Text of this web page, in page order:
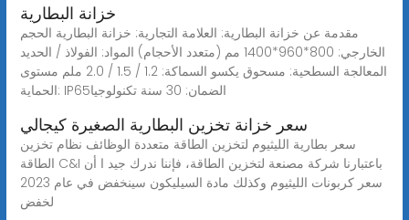
خزانة البطارية
مقدمة عن خزانة البطارية: العلامة التجارية: خزانة البطارية الحجم
الخارجي: 800*960*1400 مم (متعدد الأحجام) المواد: الفولاذ / الحديد
المعالجة السطحية: مسحوق يكسو السماكة: 1.2 / 1.5 / 2.0 ملم مستوى
الحماية: IP65الضمان: 30 سنة تكنولوجيا
سعر خزانة تخزين البطارية الصغيرة كيجالي
سعر بطارية الليثيوم لتخزين الطاقة متعددة الوظائف نظام تخزين
الطاقة C&I باعتبارنا شركة مصنعة لتخزين الطاقة، فإننا ندرك جيد ا أن
سعر كربونات الليثيوم وكذلك مادة السيليكون سينخفض في عام 2023
لخفض